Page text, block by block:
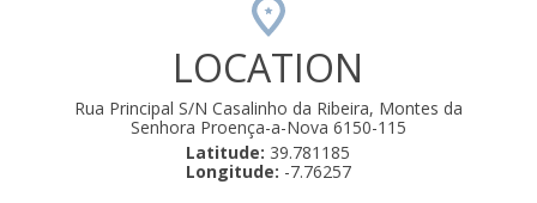
LOCATION
Rua Principal S/N Casalinho da Ribeira, Montes da
Senhora Proença-a-Nova 6150-115
Latitude: 39.781185
Longitude: -7.76257